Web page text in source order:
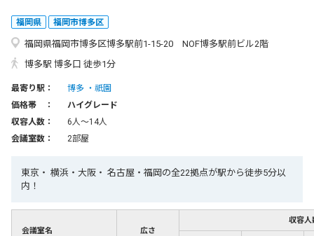
福岡県 福岡市博多区
福岡県福岡市博多区博多駅前1-15-20 NOF博多駅前ビル2階
博多駅 博多口 徒歩1分
最寄り駅： 博多
祇園
価格帯 ：
ハイグレード
収容人数：
6人〜14人
会議室数：
2部屋
東京・ 横浜・大阪・ 名古屋・福岡の全22拠点が駅から徒歩5分以
内！
会議室名 広さ
収容人